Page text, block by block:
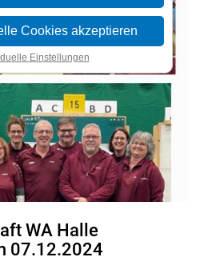
WA Halle
07.12.2024
Cookies akzeptieren
Einstellungen